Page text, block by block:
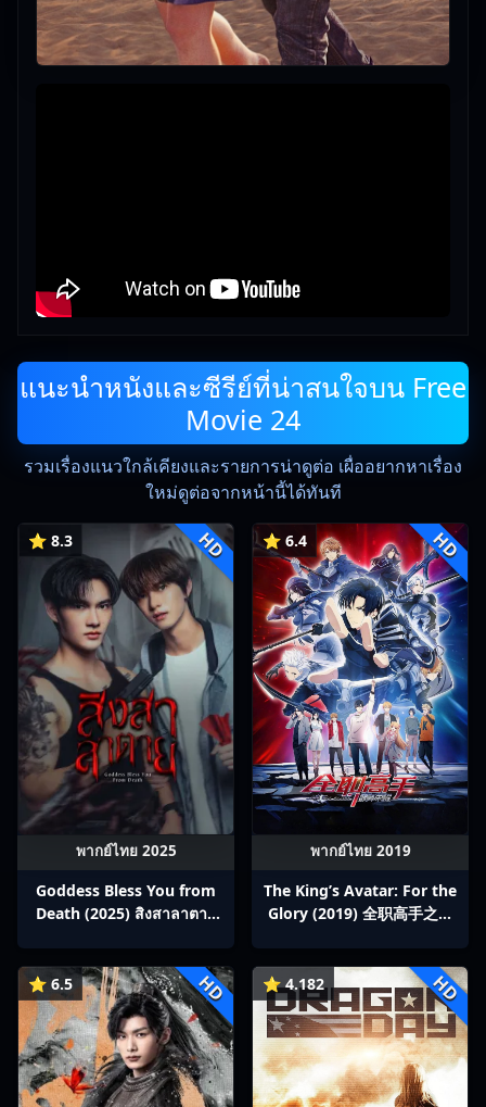
แนะนำหนังและซีรีย์ที่น่าสนใจบน Free
Movie 24
รวมเรื่องแนวใกล้เคียงและรายการน่าดูต่อ เผื่ออยากหาเรื่อง
ใหม่ดูต่อจากหน้านี้ได้ทันที
⭐ 8.3 HD
พากย์ไทย 2025
Goddess Bless You from
Death (2025) สิงสาลาตาย
⭐ 6.4 HD
พากย์ไทย 2019
The King’s Avatar: For the
Glory (2019) 全职高手之巅
⭐ 6.5 HD ⭐ 4.182 HD